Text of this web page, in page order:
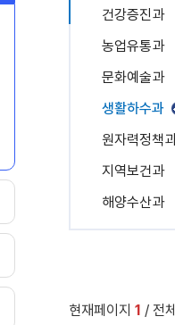
건강증진과
농업유통과
문화예술과
생활하수과
원자력정책
지역보건과
해양수산과
현재페이지 1 / 전